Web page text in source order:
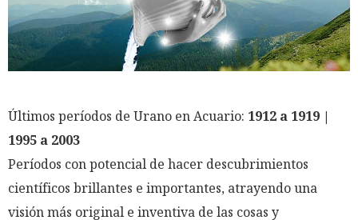
Últimos períodos de Urano en Acuario: 1912 a 1919 |
1995 a 2003
Períodos con potencial de hacer descubrimientos
científicos brillantes e importantes, atrayendo una
visión más original e inventiva de las cosas y